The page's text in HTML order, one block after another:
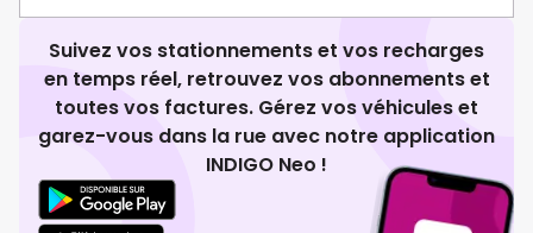
Suivez vos stationnements et vos recharges
en temps réel, retrouvez vos abonnements et
toutes vos factures. Gérez vos véhicules et
garez-vous dans la rue avec notre application
INDIGO Neo !